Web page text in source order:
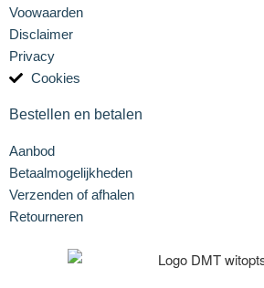
Voowaarden
Disclaimer
Privacy
Cookies
Bestellen en betalen
Aanbod
Betaalmogelijkheden
Verzenden of afhalen
Retourneren